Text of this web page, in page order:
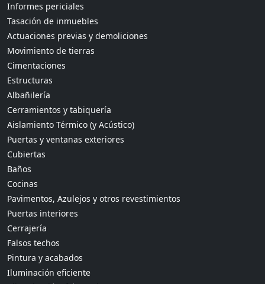
Informes periciales
Tasación de inmuebles
Actuaciones previas y demoliciones
Movimiento de tierras
Cimentaciones
Estructuras
Albañilería
Cerramientos y tabiquería
Aislamiento Térmico (y Acústico)
Puertas y ventanas exteriores
Cubiertas
Baños
Cocinas
Pavimentos, Azulejos y otros revestimientos
Puertas interiores
Cerrajería
Falsos techos
Pintura y acabados
Iluminación eficiente